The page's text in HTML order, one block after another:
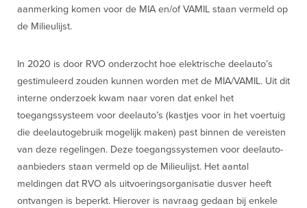
aanmerking komen voor de MIA en/of VAMIL staan vermeld op
de Milieulijst.
In 2020 is door RVO onderzocht hoe elektrische deelauto’s
gestimuleerd zouden kunnen worden met de MIA/VAMIL. Uit dit
interne onderzoek kwam naar voren dat enkel het
toegangssysteem voor deelauto’s (kastjes voor in het voertuig
die deelautogebruik mogelijk maken) past binnen de vereisten
van deze regelingen. Deze toegangssystemen voor deelauto-
aanbieders staan vermeld op de Milieulijst. Het aantal
meldingen dat RVO als uitvoeringsorganisatie dusver heeft
ontvangen is beperkt. Hierover is navraag gedaan bij enkele